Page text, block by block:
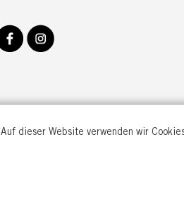
Auf dieser Website verwenden wir